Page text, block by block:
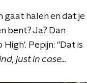
gaat halen en dat je
bent? Ja? Dan
Pepijn: "Dat is
just in case...